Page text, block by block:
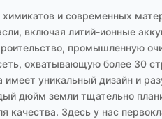
и современных
включая литий-ионные
промышленную
охватывающую более 30
уникальный дизайн и
дюйм земли тщательно
Здесь у нас